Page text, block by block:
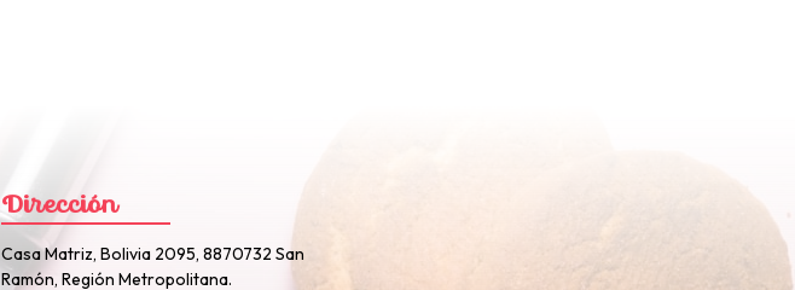
Dirección
Casa Matriz, Bolivia 2095, 8870732 San
Ramón, Región Metropolitana.